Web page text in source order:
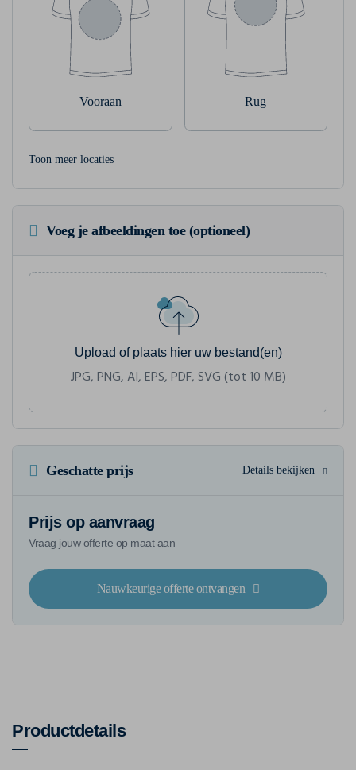
Vooraan Rug
Toon meer locaties
Voeg je afbeeldingen toe (optioneel)
Upload of plaats hier uw bestand(en)
JPG, PNG, AI, EPS, PDF, SVG (tot 10 MB)
Geschatte prijs Details bekijken
Prijs op aanvraag
Vraag jouw offerte op maat aan
Nauwkeurige offerte ontvangen
Productdetails